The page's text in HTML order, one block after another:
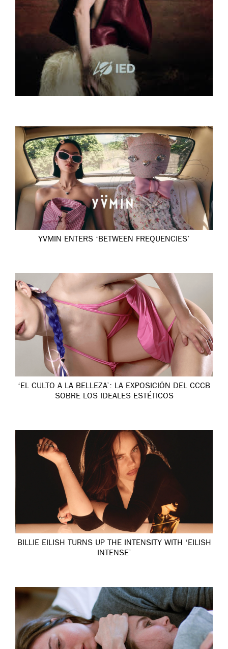
YVMIN ENTERS ‘BETWEEN FREQUENCIES’
‘EL CULTO A LA BELLEZA’: LA EXPOSICIÓN DEL CCCB
SOBRE LOS IDEALES ESTÉTICOS
BILLIE EILISH TURNS UP THE INTENSITY WITH ‘EILISH
INTENSE’